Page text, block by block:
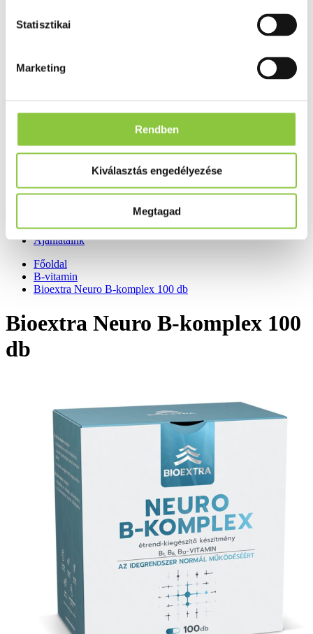
Statisztikai
Marketing
Rendben
Kiválasztás engedélyezése
Megtagad
Fogköztisztító
Gyógyteák
Könyvek
Egészség ajándékba
Tápszer
Ajánlataink
Főoldal
B-vitamin
Bioextra Neuro B-komplex 100 db
Bioextra Neuro B-komplex 100
db